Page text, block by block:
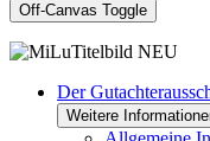
Off-Canvas Toggle
Der
Weitere